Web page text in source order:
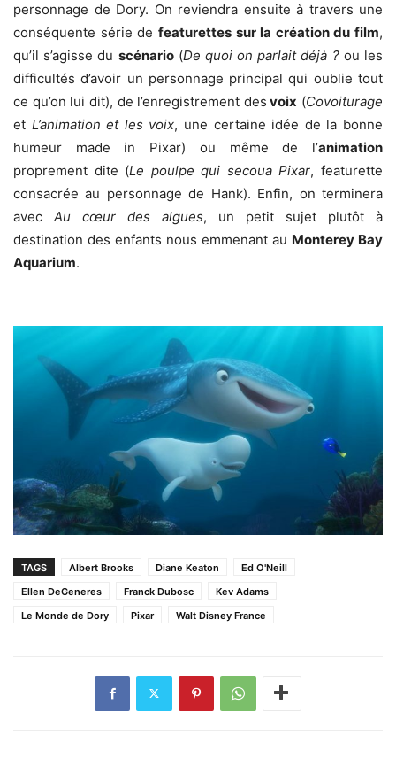
personnage de Dory. On reviendra ensuite à travers une
conséquente série de featurettes sur la création du film,
qu’il s’agisse du scénario(De quoi on parlait déjà ?ou les
difficultés d’avoir un personnage principal qui oublie tout
ce qu’on lui dit), de l’enregistrement des voix (Covoiturage
et L’animation et les voix, une certaine idée de la bonne
humeur made in Pixar) ou même de l’animation
proprement dite (Le poulpe qui secoua Pixar, featurette
consacrée au personnage de Hank). Enfin, on terminera
avec Au cœur des algues, un petit sujet plutôt à
destination des enfants nous emmenant au Monterey Bay
Aquarium.
TAGS Albert Brooks Diane Keaton
Ed O'Neill
Ellen DeGeneres
Franck Dubosc
Kev Adams
Le Monde de Dory
Pixar Walt Disney France